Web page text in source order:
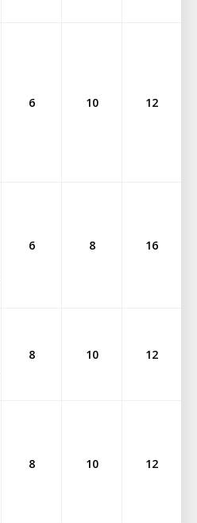
6 10 12
6 8 16
8 10 12
8 10 12